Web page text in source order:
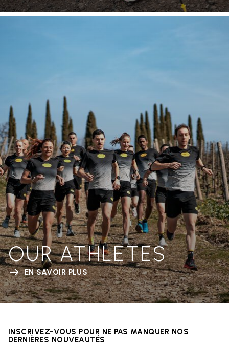
OUR ATHLETES
EN SAVOIR PLUS
INSCRIVEZ-VOUS POUR NE PAS MANQUER NOS
DERNIÈRES NOUVEAUTÉS